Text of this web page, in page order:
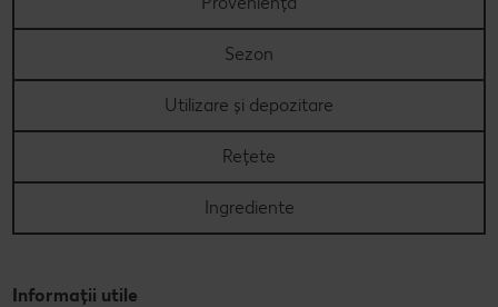
Concursuri online
Revista Kaufland - Acum și pe WhatsApp!
Click & Reserve
Sezon
Utilizare și depozitare
Rețete
Ingrediente
Informații utile